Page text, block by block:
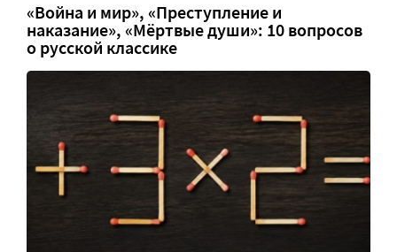
«Война и мир», «Преступление и
наказание», «Мёртвые души»: 10 вопросов
о русской классике